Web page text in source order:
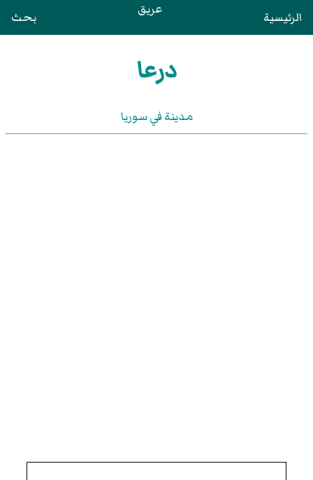
الرئيسية عريق بحث
درعا
مدينة في سوريا